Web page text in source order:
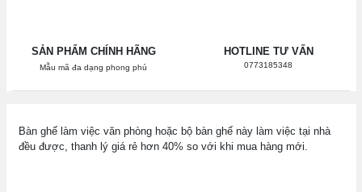
SẢN PHẨM CHÍNH HÃNG
Mẫu mã đa dạng phong phú
HOTLINE TƯ VẤN
0773185348
Bàn ghế làm việc văn phòng hoặc bộ bàn ghế này làm việc tại nhà
đều được, thanh lý giá rẻ hơn 40% so với khi mua hàng mới.